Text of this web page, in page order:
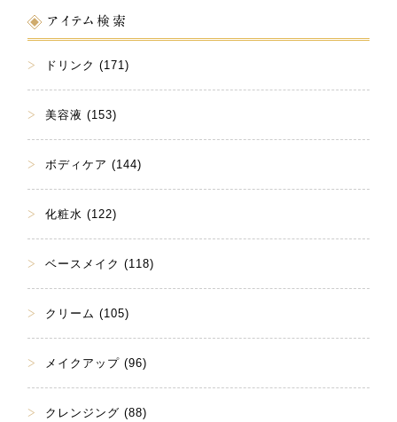
アイテム検索
ドリンク (171)
美容液 (153)
ボディケア (144)
化粧水 (122)
ベースメイク (118)
クリーム (105)
メイクアップ (96)
クレンジング (88)